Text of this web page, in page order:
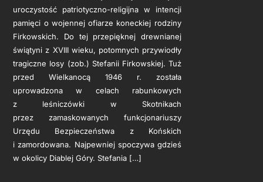
uroczystość patriotyczno-religijna w intencji
pamięci o wojennej ofiarze koneckiej rodziny
Firkowskich. Do tej przepięknej drewnianej
świątyni z XVIII wieku, potomnych przywiodły
tragiczne losy (zob.) Stefanii Firkowskiej. Tuż
przed Wielkanocą 1946 r. została
uprowadzona w celach rabunkowych
z leśniczówki w Skotnikach
przez zamaskowanych funkcjonariuszy
Urzędu Bezpieczeństwa z Końskich
i zamordowana. Najpewniej spoczywa gdzieś
w okolicy Diablej Góry. Stefania […]